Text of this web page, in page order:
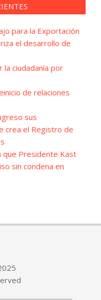
para la Exportación
el desarrollo de
la ciudadanía por
de relaciones
sus
crea el Registro de
que Presidente Kast
sin condena en